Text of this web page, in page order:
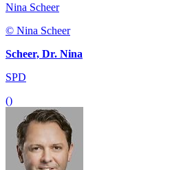
Nina Scheer
© Nina Scheer
Scheer, Dr. Nina
SPD
()